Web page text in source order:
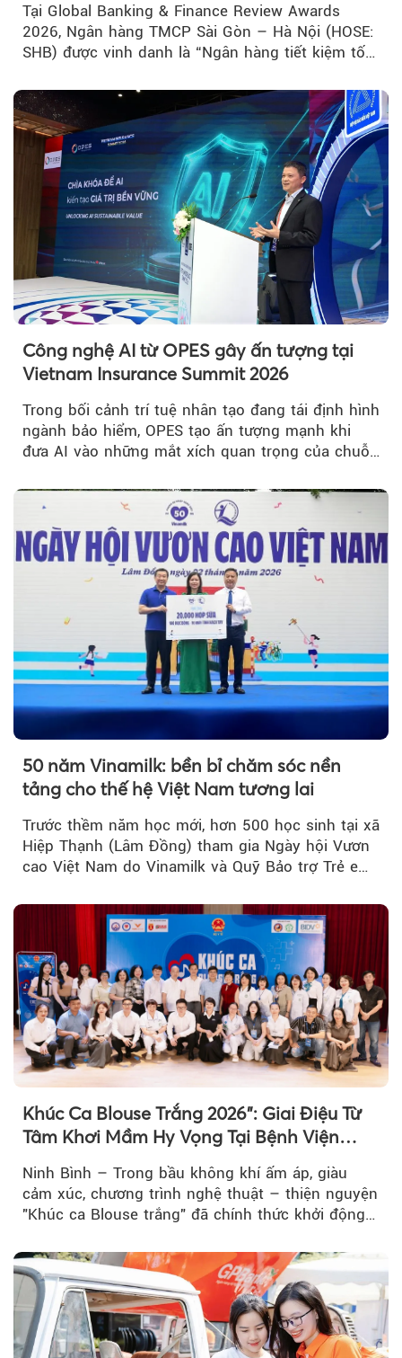
Tại Global Banking & Finance Review Awards
2026, Ngân hàng TMCP Sài Gòn – Hà Nội (HOSE:
SHB) được vinh danh là “Ngân hàng tiết kiệm tốt
Công nghệ AI từ OPES gây ấn tượng tại
Vietnam Insurance Summit 2026
Trong bối cảnh trí tuệ nhân tạo đang tái định hình
ngành bảo hiểm, OPES tạo ấn tượng mạnh khi
đưa AI vào những mắt xích quan trọng của chuỗi
50 năm Vinamilk: bền bỉ chăm sóc nền
tảng cho thế hệ Việt Nam tương lai
Trước thềm năm học mới, hơn 500 học sinh tại xã
Hiệp Thạnh (Lâm Đồng) tham gia Ngày hội Vươn
cao Việt Nam do Vinamilk và Quỹ Bảo trợ Trẻ em
Khúc Ca Blouse Trắng 2026": Giai Điệu Từ
Tâm Khơi Mầm Hy Vọng Tại Bệnh Viện
Bạch Mai Cơ Sở Ninh Bình
Ninh Bình – Trong bầu không khí ấm áp, giàu
cảm xúc, chương trình nghệ thuật – thiện nguyện
"Khúc ca Blouse trắng" đã chính thức khởi động